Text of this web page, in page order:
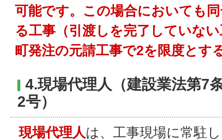
可能です。この場合においても
る工事（引渡しを完了していな
町発注の元請工事で2を限度とす
4.現場代理人（建設業法第7
2号）
現場代理人は、工事現場に常駐